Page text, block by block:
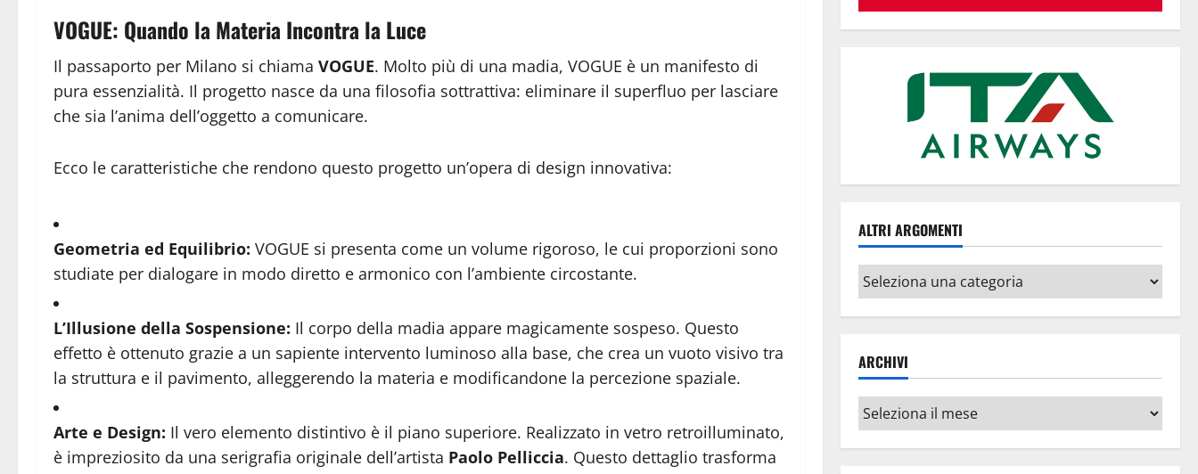
VOGUE: Quando la Materia Incontra la Luce
Il passaporto per Milano si chiama VOGUE. Molto più di una madia, VOGUE è un manifesto di
pura essenzialità. Il progetto nasce da una filosofia sottrattiva: eliminare il superfluo per lasciare
che sia l’anima dell’oggetto a comunicare.
Ecco le caratteristiche che rendono questo progetto un’opera di design innovativa:
Geometria ed Equilibrio: VOGUE si presenta come un volume rigoroso, le cui proporzioni sono
studiate per dialogare in modo diretto e armonico con l’ambiente circostante.
L’Illusione della Sospensione: Il corpo della madia appare magicamente sospeso. Questo
effetto è ottenuto grazie a un sapiente intervento luminoso alla base, che crea un vuoto visivo tra
la struttura e il pavimento, alleggerendo la materia e modificandone la percezione spaziale.
Arte e Design: Il vero elemento distintivo è il piano superiore. Realizzato in vetro retroilluminato,
è impreziosito da una serigrafia originale dell’artista Paolo Pelliccia. Questo dettaglio trasforma
ALTRI ARGOMENTI
Altri
argomenti
ARCHIVI
Archivi